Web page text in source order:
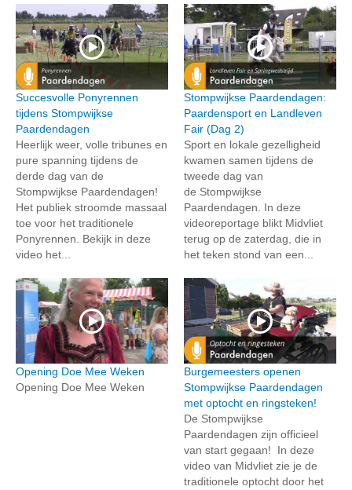
Succesvolle Ponyrennen
tijdens Stompwijkse
Paardendagen
Heerlijk weer, volle tribunes en
pure spanning tijdens de
derde dag van de
Stompwijkse Paardendagen!
Het publiek stroomde massaal
toe voor het traditionele
Ponyrennen. Bekijk in deze
video het...
Stompwijkse Paardendagen:
Paardensport en Landleven
Fair (Dag 2)
Sport en lokale gezelligheid
kwamen samen tijdens de
tweede dag van
de Stompwijkse
Paardendagen. In deze
videoreportage blikt Midvliet
terug op de zaterdag, die in
het teken stond van een...
Opening Doe Mee Weken
Opening Doe Mee Weken
Burgemeesters openen
Stompwijkse Paardendagen
met optocht en ringsteken!
De Stompwijkse
Paardendagen zijn officieel
van start gegaan! In deze
video van Midvliet zie je de
traditionele optocht door het